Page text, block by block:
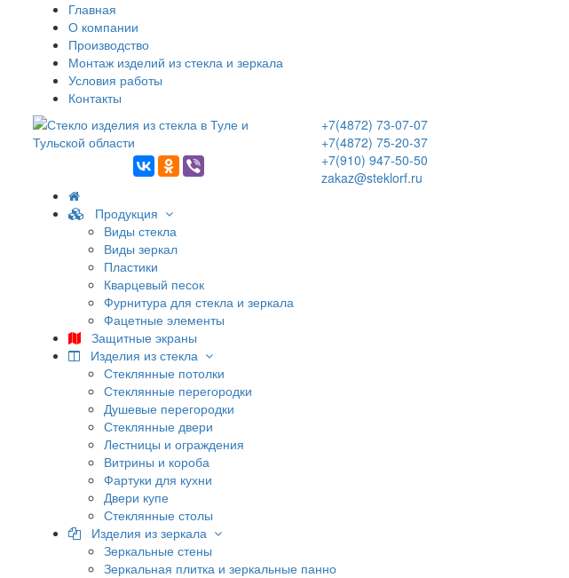
Главная
О компании
Производство
Монтаж изделий из стекла и зеркала
Условия работы
Контакты
+7(4872) 73-07-07
+7(4872) 75-20-37
+7(910) 947-50-50
zakaz@steklorf.ru
Продукция
Виды стекла
Виды зеркал
Пластики
Кварцевый песок
Фурнитура для стекла и зеркала
Фацетные элементы
Защитные экраны
Изделия из стекла
Стеклянные потолки
Стеклянные перегородки
Душевые перегородки
Стеклянные двери
Лестницы и ограждения
Витрины и короба
Фартуки для кухни
Двери купе
Стеклянные столы
Изделия из зеркала
Зеркальные стены
Зеркальная плитка и зеркальные панно